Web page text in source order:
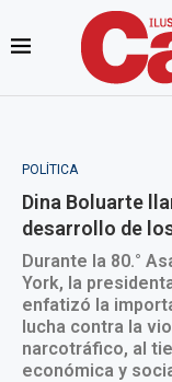
POLÍTICA
Dina Boluarte
desarrollo de
Durante la 80.°
York, la
enfatizó la
lucha contra la
narcotráfico, al
económica y